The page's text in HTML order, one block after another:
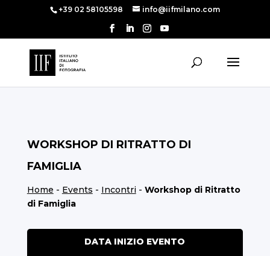
+39 02 58105598 info@iifmilano.com
WORKSHOP DI RITRATTO DI
FAMIGLIA
Home - Events - Incontri- Workshop di Ritratto
di Famiglia
DATA INIZIO EVENTO